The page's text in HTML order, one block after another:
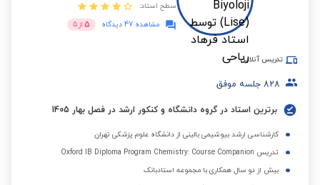
سطح استاد:
مشاهده 47 دیدگاه
5 از 5
تدریس آنلاین
828 جلسه موفق
برترین استاد در گروه دانشگاه و کنکور ارشد در فصل بهار 1405
کارشناسی ارشد بیوشیمی بالینی از دانشگاه علوم پزشکی تهران
تدریس Oxford IB Diploma Program Chemistry: Course Companion
بیش از دو سال همکاری با مجموعه استادبانک